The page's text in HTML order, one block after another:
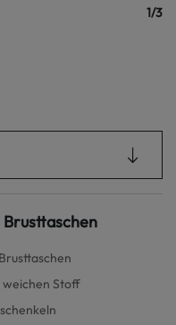
1/3
weichen Stoff